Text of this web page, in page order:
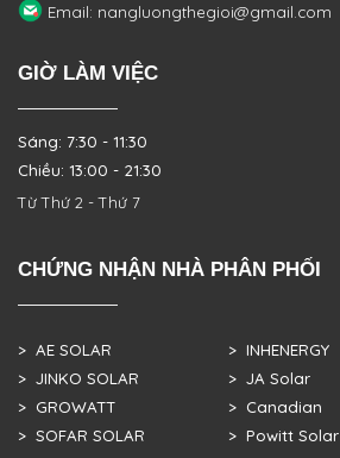
Email: nangluongthegioi@gmail.com
GIỜ LÀM VIỆC
Sáng: 7:30 - 11:30
Chiều: 13:00 - 21:30
Từ Thứ 2 - Thứ 7
CHỨNG NHẬN NHÀ PHÂN PHỐI
> AE SOLAR
> JINKO SOLAR
> GROWATT
> SOFAR SOLAR
> INHENERGY
> JA Solar
> Canadian
> Powitt Solar